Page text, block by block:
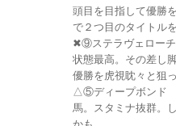
頭目を目指して優勝
で２つ目のタイトルを
✖⑨ステラヴェロー
状態最高。その差し
優勝を虎視眈々と狙
△⑤ディープボ
馬。スタミナ抜群。